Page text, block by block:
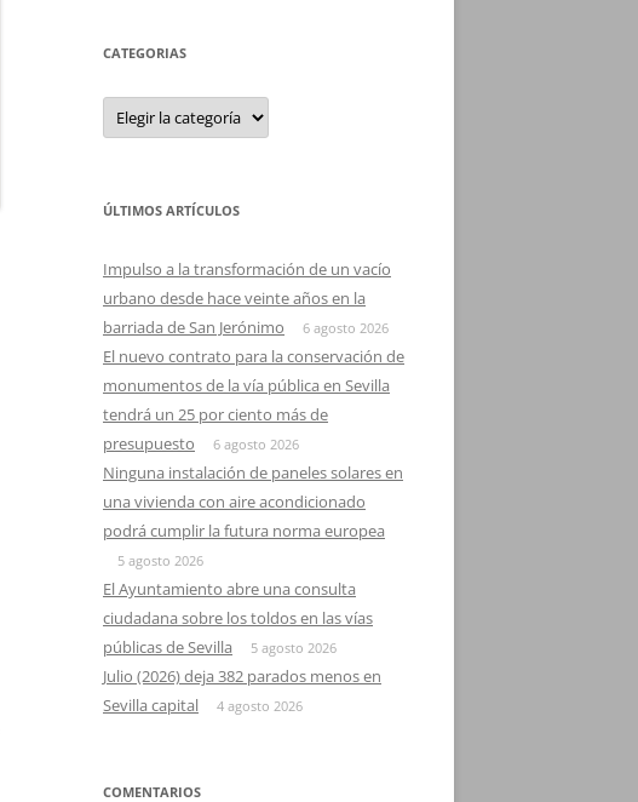
CATEGORIAS
Categorias
ÚLTIMOS ARTÍCULOS
Impulso a la transformación de un vacío
urbano desde hace veinte años en la
barriada de San Jerónimo
6 agosto 2026
El nuevo contrato para la conservación de
monumentos de la vía pública en Sevilla
tendrá un 25 por ciento más de
presupuesto
6 agosto 2026
Ninguna instalación de paneles solares en
una vivienda con aire acondicionado
podrá cumplir la futura norma europea
5 agosto 2026
El Ayuntamiento abre una consulta
ciudadana sobre los toldos en las vías
públicas de Sevilla
5 agosto 2026
Julio (2026) deja 382 parados menos en
Sevilla capital
4 agosto 2026
COMENTARIOS